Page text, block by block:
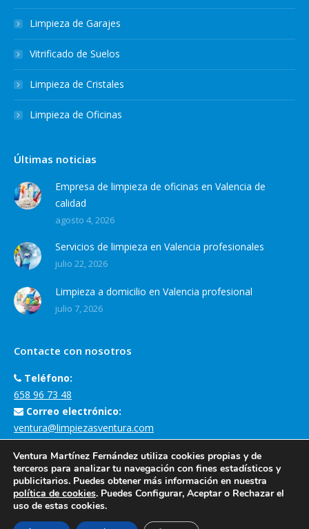
Limpieza de Garajes
Vitrificado de Suelos
Limpieza de Cristales
Limpieza de Oficinas
Últimas noticias
Empresa de limpieza de oficinas en Valencia de
calidad
agosto 4, 2026
Servicios de limpieza en Valencia profesionales
julio 22, 2026
Limpieza a domicilio en Valencia profesional
julio 7, 2026
Contacte con nosotros
Teléfono:
658 96 73 48
Correo electrónico:
ventura@limpiezasventura.com
Dirección de la empresa:
Carrer Margarita Salas, 3, 46930 Quart de Poblet, València
Encuéntranos en:
Ventura Martínez Fernández utiliza cookies propias y de
terceros para analizar tu navegación con fines estadísticos y
publicitarios. Puedes obtener más información en nuestra
política de cookies. Puedes Configurar, Aceptar o Rechazar el
uso de estas cookies.